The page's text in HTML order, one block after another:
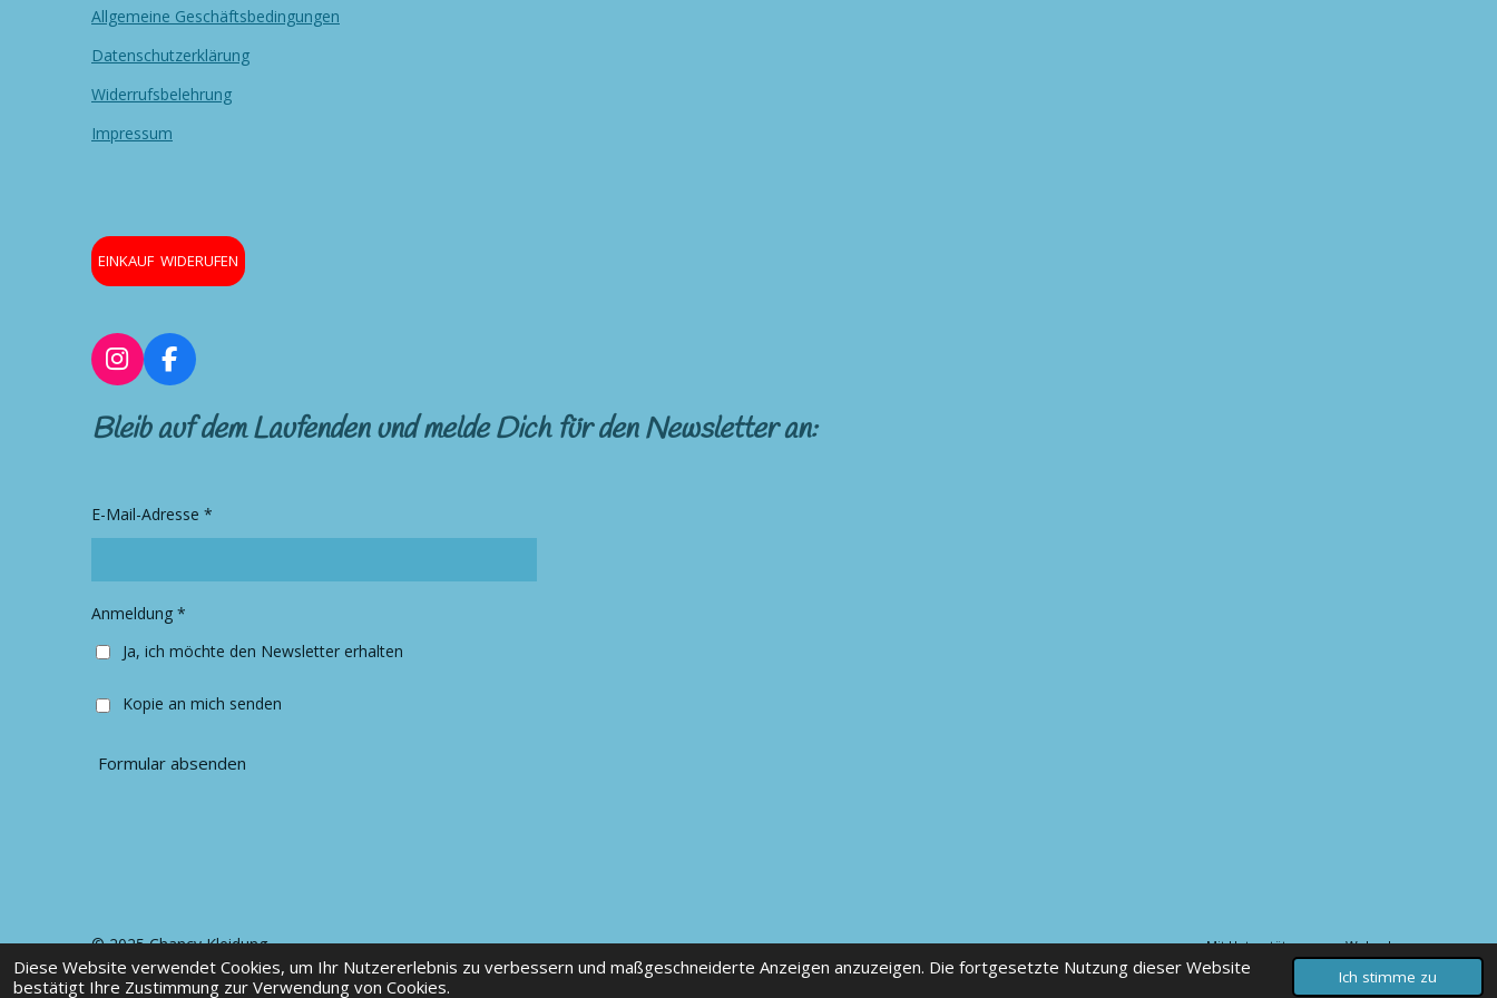
Diese Website verwendet Cookies, um Ihr Nutzererlebnis zu verbessern und maßgeschneiderte Anzeigen anzuzeigen. Die fortgesetzte Nutzung dieser Website
bestätigt Ihre Zustimmung zur Verwendung von Cookies.
Ich stimme zu
Allgemeine Geschäftsbedingungen
Datenschutzerklärung
Widerrufsbelehrung
Impressum
EINKAUF WIDERUFEN
I
n
s
t
r
a
F
a
c
e
o
k
Bleib auf dem Laufenden und melde Dich für den Newsletter an:
E-Mail-Adresse *
Anmeldung *
Ja, ich möchte den Newsletter erhalten
Kopie an mich senden
Formular absenden
© 2025 Chancy Kleidung Mit Unterstützung vonWebador